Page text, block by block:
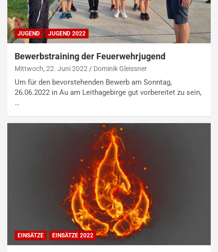
JUGEND JUGEND 2022
Bewerbstraining der Feuerwehrjugend
Mittwoch, 22. Juni 2022 Dominik Gleissner
Um für den bevorstehenden Bewerb am Sonntag,
26.06.2022 in Au am Leithagebirge gut vorbereitet zu sein,
…
EINSÄTZE EINSÄTZE 2022